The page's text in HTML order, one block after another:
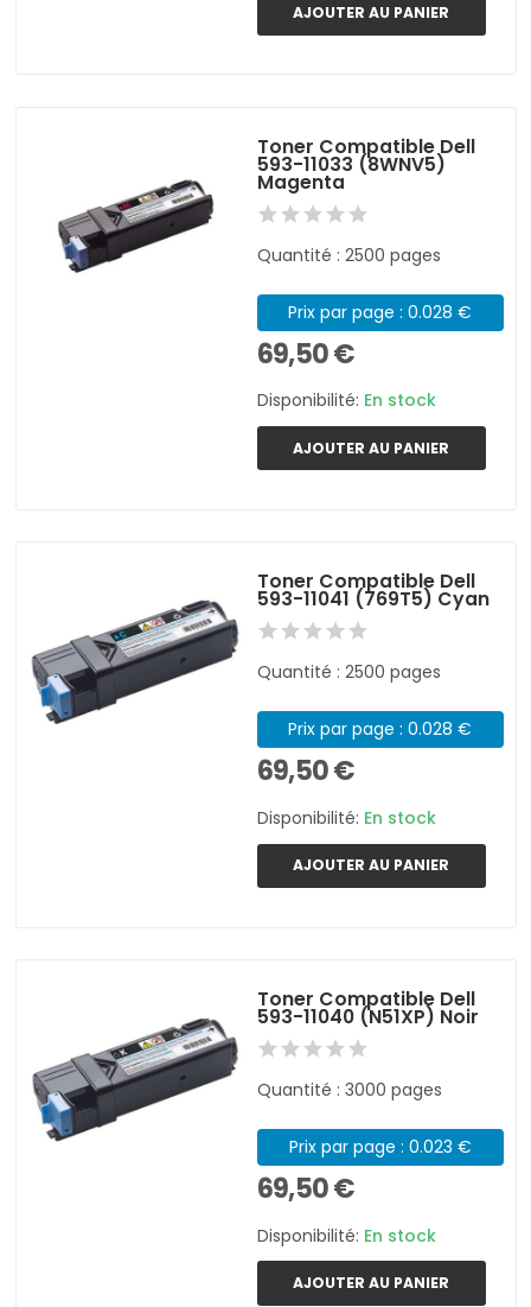
AJOUTER AU PANIER
Toner Compatible Dell
593-11033 (8WNV5)
Magenta
Quantité : 2500 pages
Prix par page : 0.028 €
69,50 €
Disponibilité: En stock
AJOUTER AU PANIER
Toner Compatible Dell
593-11041 (769T5) Cyan
Quantité : 2500 pages
Prix par page : 0.028 €
69,50 €
Disponibilité: En stock
AJOUTER AU PANIER
Toner Compatible Dell
593-11040 (N51XP) Noir
Quantité : 3000 pages
Prix par page : 0.023 €
69,50 €
Disponibilité: En stock
AJOUTER AU PANIER